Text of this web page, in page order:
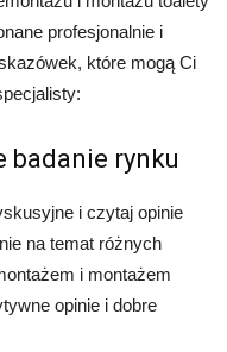
profesjonalnie i
które mogą Ci
badanie rynku
i czytaj opinie
na temat różnych
i montażem
opinie i dobre